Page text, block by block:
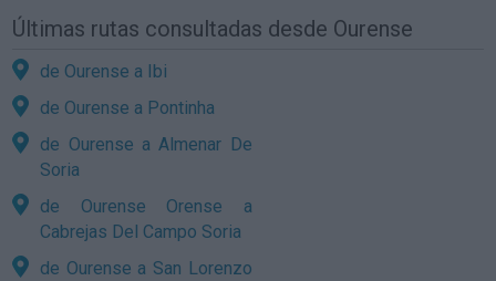
Últimas rutas consultadas desde Ourense
de Ourense a Ibi
de Ourense a Pontinha
de Ourense a Almenar De
Soria
de Ourense Orense a
Cabrejas Del Campo Soria
de Ourense a San Lorenzo